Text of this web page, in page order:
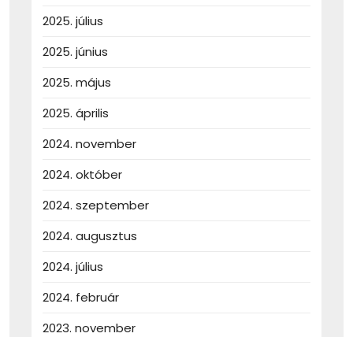
2025. július
2025. június
2025. május
2025. április
2024. november
2024. október
2024. szeptember
2024. augusztus
2024. július
2024. február
2023. november